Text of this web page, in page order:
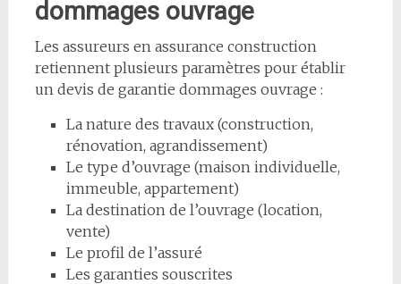
dommages ouvrage
Les assureurs en assurance construction
retiennent plusieurs paramètres pour établir
un devis de garantie dommages ouvrage :
La nature des travaux (construction,
rénovation, agrandissement)
Le type d’ouvrage (maison individuelle,
immeuble, appartement)
La destination de l’ouvrage (location,
vente)
Le profil de l’assuré
Les garanties souscrites